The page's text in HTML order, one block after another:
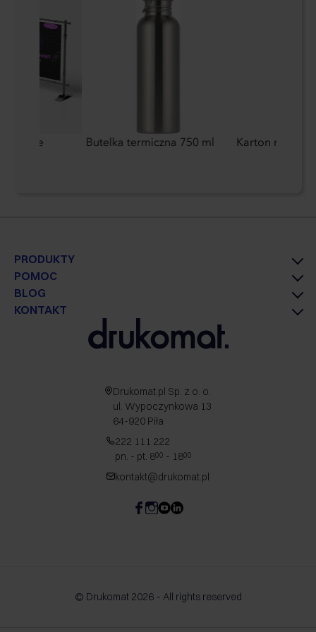
Butelka termiczna 750 ml Karton mały
PRODUKTY
POMOC
BLOG
KONTAKT
Drukomat.pl Sp. z o. o.
ul. Wypoczynkowa 13
64-920 Piła
222 111 222
pn. - pt. 800 - 1800
kontakt@drukomat.pl
© Drukomat 2026 – All rights reserved